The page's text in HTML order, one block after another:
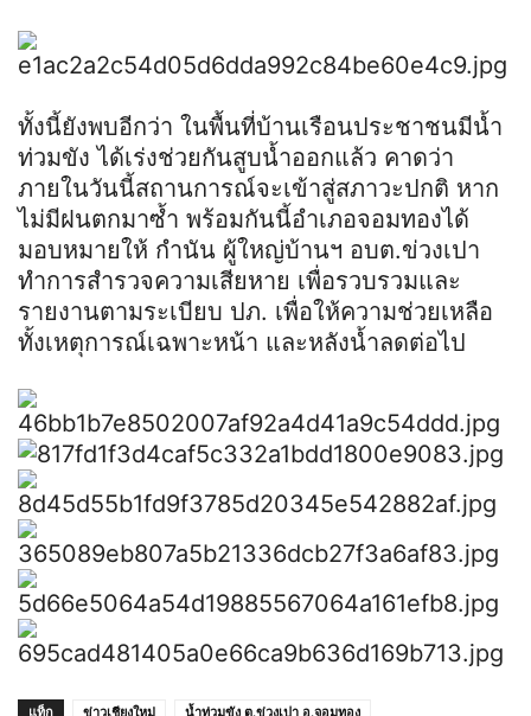
ทั้งนี้ยังพบอีกว่า​ ในพื้นที่บ้านเรือนประชาชนมีน้ำ
ท่วมขัง ได้เร่งช่วยกันสูบน้ำออกแล้ว คาดว่า
ภายในวันนี้สถานการณ์จะเข้าสู่สภาวะปกติ หาก
ไม่มีฝนตกมาซ้ำ พร้อมกันนี้อำเภอจอมทองได้
มอบหมายให้ กำนัน​ ผู้ใหญ่บ้านฯ อบต.ข่วงเปา​
ทำการสำรวจความเสียหาย เพื่อรวบรวมและ
รายงานตามระเบียบ ปภ. เพื่อให้ความช่วยเหลือ
ทั้งเหตุการณ์เฉพาะหน้า และหลังน้ำลดต่อไป
แท็ก ข่าวเชียงใหม่ น้ำท่วมขัง ต.ข่วงเปา​ อ.จอมทอง